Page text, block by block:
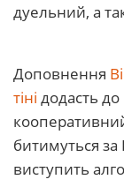
дуельний, а
Доповнення
тіні додасть
битимуться за
виступить